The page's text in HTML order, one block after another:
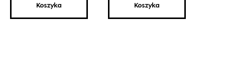
Koszyka
Koszyka